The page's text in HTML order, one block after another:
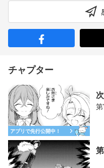
チャプター
アプリで先行公開中！